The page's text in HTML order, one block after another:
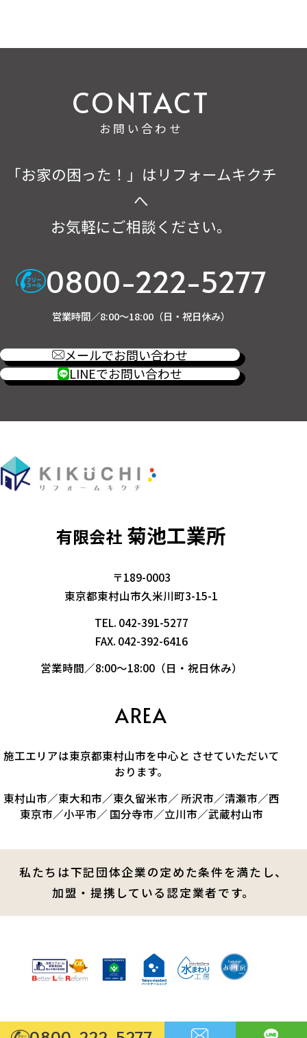
お問い合わせ
「お家の困った！」はリフォームキクチ
へ
お気軽にご相談ください。
0800-222-5277
営業時間／8:00～18:00（日・祝日休み）
メールでお問い合わせ
LINEでお問い合わせ
有限会社 菊池工業所
〒189-0003
東京都東村山市久米川町3-15-1
TEL. 042-391-5277
FAX. 042-392-6416
営業時間／8:00～18:00（日・祝日休み）
AREA
施工エリアは東京都東村山市を中心と させていただいて
おります。
東村山市／東大和市／東久留米市／ 所沢市／清瀬市／西
東京市／小平市／ 国分寺市／立川市／武蔵村山市
私たちは下記団体企業の定めた条件を満たし、
加盟・提携している認定業者です。